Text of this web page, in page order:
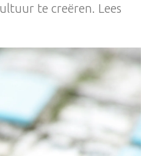
te creëren. Lees